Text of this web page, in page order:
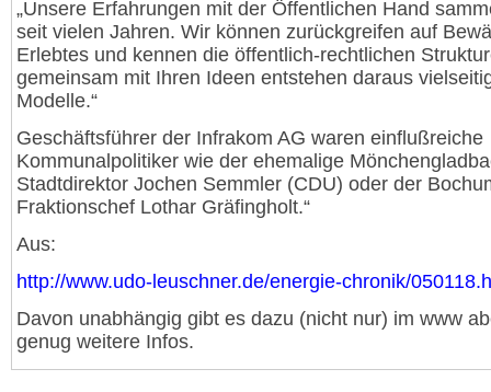
„Unsere Erfahrungen mit der Öffentlichen Hand
seit vielen Jahren. Wir können zurückgreifen auf
Erlebtes und kennen die öffentlich-rechtlichen
gemeinsam mit Ihren Ideen entstehen daraus
Modelle.“
Geschäftsführer der Infrakom AG waren einflußreiche
Kommunalpolitiker wie der ehemalige
Stadtdirektor Jochen Semmler (CDU) oder der
Fraktionschef Lothar Gräfingholt.“
Aus:
http://www.udo-leuschner.de/energie-chronik/
Davon unabhängig gibt es dazu (nicht nur) im www
genug weitere Infos.